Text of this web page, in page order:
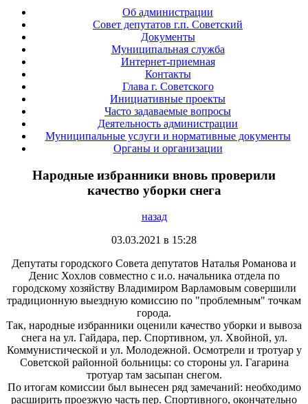
Об администрации
Совет депутатов г.п. Советский
Документы
Муниципальная служба
Интернет-приемная
Контакты
Глава г. Советского
Инициативные проекты
Часто задаваемые вопросы
Деятельность администрации
Муниципальные услуги и нормативные документы
Органы и организации
Народные избранники вновь проверили
качество уборки снега
назад
03.03.2021 в 15:28
Депутаты городского Совета депутатов Наталья Романова и
Денис Хохлов совместно с и.о. начальника отдела по
городскому хозяйству Владимиром Варламовым совершили
традиционную выездную комиссию по "проблемным" точкам
города.
Так, народные избранники оценили качество уборки и вывоза
снега на ул. Гайдара, пер. Спортивном, ул. Хвойной, ул.
Коммунистической и ул. Молодежной. Осмотрели и тротуар у
Советской районной больницы: со стороны ул. Гагарина
тротуар там засыпан снегом.
По итогам комиссии был вынесен ряд замечаний: необходимо
расширить проезжую часть пер. Спортивного, окончательно